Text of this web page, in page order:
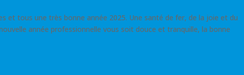
et tous une très bonne année 2025. Une santé de fer, de la joie et du
année professionnelle vous soit douce et tranquille, la bonne